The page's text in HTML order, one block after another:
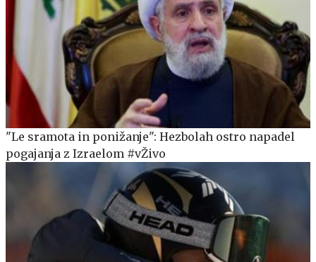
"Le sramota in ponižanje": Hezbolah ostro napadel
pogajanja z Izraelom #vŽivo